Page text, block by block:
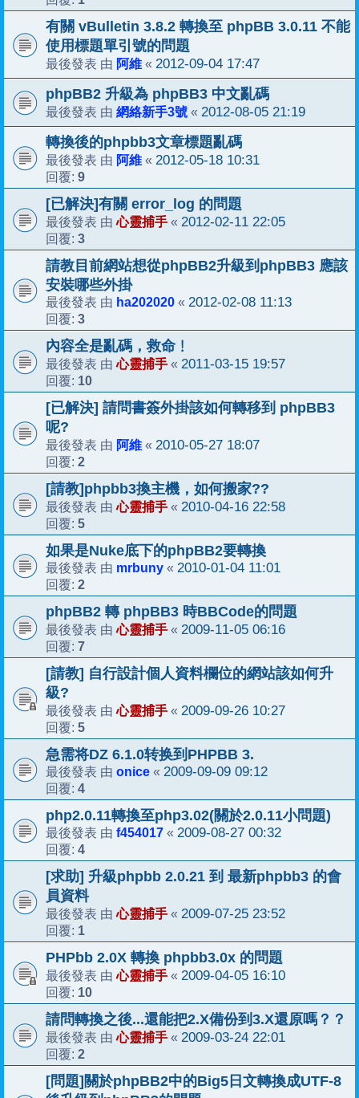
有關 vBulletin 3.8.2 轉換至 phpBB 3.0.11 不能
使用標題單引號的問題
最後發表 由 阿維 « 2012-09-04 17:47
phpBB2 升級為 phpBB3 中文亂碼
最後發表 由 網絡新手3號 « 2012-08-05 21:19
轉換後的phpbb3文章標題亂碼
最後發表 由 阿維 « 2012-05-18 10:31
回覆: 9
[已解決]有關 error_log 的問題
最後發表 由心靈捕手 « 2012-02-11 22:05
回覆: 3
請教目前網站想從phpBB2升級到phpBB3 應該
安裝哪些外掛
最後發表 由 ha202020 « 2012-02-08 11:13
回覆: 3
內容全是亂碼，救命﹗
最後發表 由心靈捕手 « 2011-03-15 19:57
回覆: 10
[已解決] 請問書簽外掛該如何轉移到 phpBB3
呢?
最後發表 由 阿維 « 2010-05-27 18:07
回覆: 2
[請教]phpbb3換主機，如何搬家??
最後發表 由心靈捕手 « 2010-04-16 22:58
回覆: 5
如果是Nuke底下的phpBB2要轉換
最後發表 由 mrbuny « 2010-01-04 11:01
回覆: 2
phpBB2 轉 phpBB3 時BBCode的問題
最後發表 由心靈捕手 « 2009-11-05 06:16
回覆: 7
[請教] 自行設計個人資料欄位的網站該如何升
級?
最後發表 由心靈捕手 « 2009-09-26 10:27
回覆: 5
急需将DZ 6.1.0转换到PHPBB 3.
最後發表 由 onice « 2009-09-09 09:12
回覆: 4
php2.0.11轉換至php3.02(關於2.0.11小問題)
最後發表 由 f454017 « 2009-08-27 00:32
回覆: 4
[求助] 升級phpbb 2.0.21 到 最新phpbb3 的會
員資料
最後發表 由心靈捕手 « 2009-07-25 23:52
回覆: 1
PHPbb 2.0X 轉換 phpbb3.0x 的問題
最後發表 由心靈捕手 « 2009-04-05 16:10
回覆: 10
請問轉換之後...還能把2.X備份到3.X還原嗎？？
最後發表 由心靈捕手 « 2009-03-24 22:01
回覆: 2
[問題]關於phpBB2中的Big5日文轉換成UTF-8